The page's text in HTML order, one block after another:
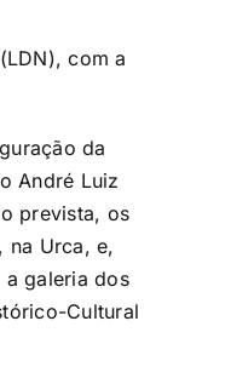
com a
da
André Luiz
prevista, os
na Urca, e,
a galeria dos
Cultural